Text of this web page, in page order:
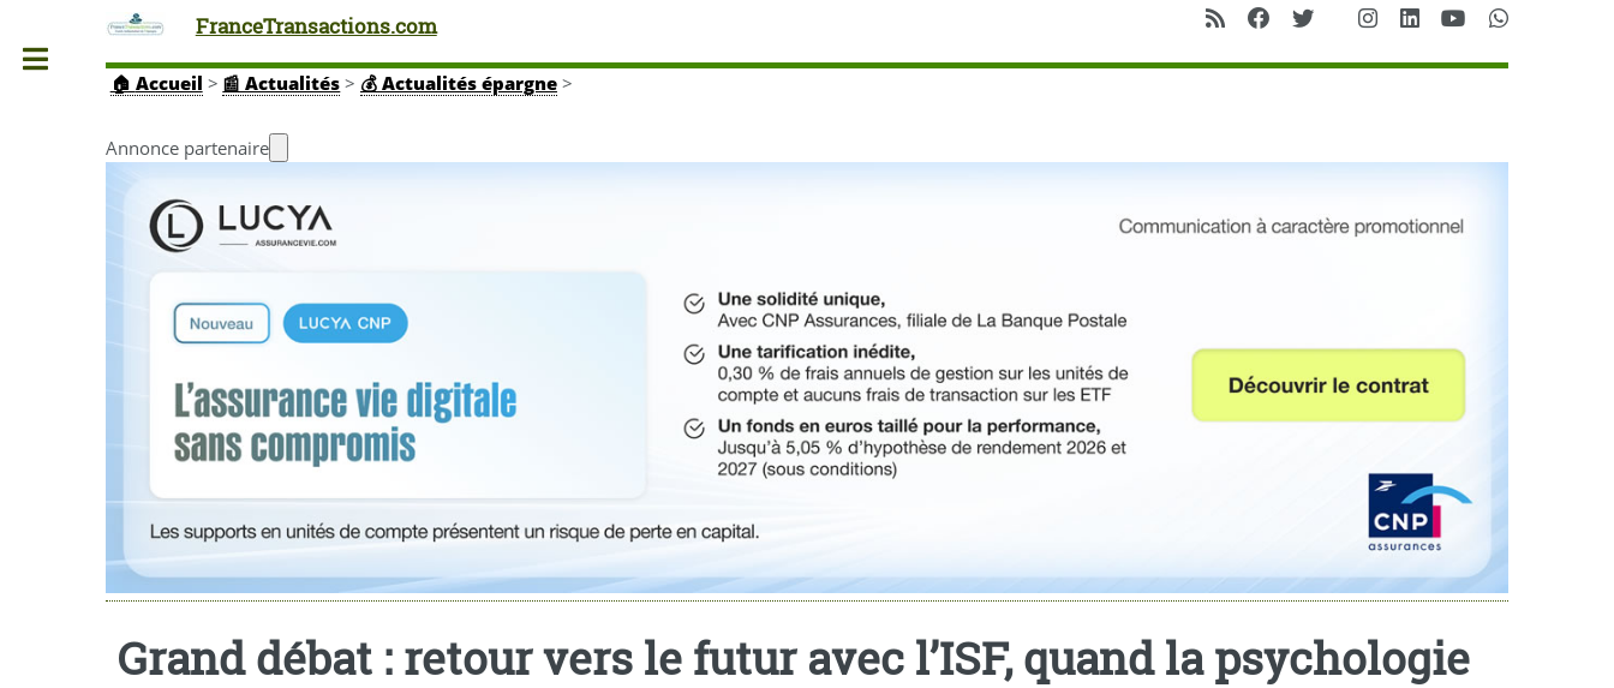
FranceTransactions.com
🏠 Accueil > 📰 Actualités > 💰 Actualités épargne>
Annonce partenaire
Grand débat : retour vers le futur avec l’ISF, quand la psychologie
Toggle